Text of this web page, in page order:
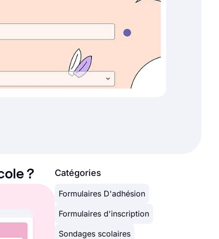
? Catégories
Formulaires D'adhésion
Formulaires d'inscription
Sondages scolaires